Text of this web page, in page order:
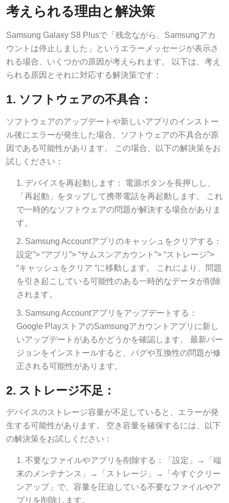
考えられる理由と解決策
Samsung Galaxy S8 Plusで「残念ながら、Samsungアカ
ウントは停止しました」というエラーメッセージが表示さ
れる場合、いくつかの原因が考えられます。 以下は、考え
られる原因とそれに対応する解決策です：
1. ソフトウェアの不具合：
ソフトウェアのアップデートや新しいアプリのインストー
ル後にエラーが発生した場合、ソフトウェアの不具合が原
因である可能性があります。 この場合、以下の解決策をお
試しください：
デバイスを再起動します： 電源ボタンを長押しし、
「再起動」をタップして携帯電話を再起動します。 これ
で一時的なソフトウェアの問題が解決する場合がありま
す。
Samsung Accountアプリのキャッシュをクリアする：
設定”> “アプリ”> “サムスンアカウント”> “ストレージ”>
“キャッシュをクリア “に移動します。 これにより、問題
を引き起こしている可能性のある一時的なデータが削除
されます。
Samsung Accountアプリをアップデートする：
Google PlayストアのSamsungアカウントアプリに新し
いアップデートがあるかどうかを確認します。 最新バー
ジョンをインストールすると、バグや互換性の問題が修
正される可能性があります。
2. ストレージ不足：
デバイスのストレージ容量が不足していると、エラーが発
生する可能性があります。 空き容量を確保するには、以下
の解決策をお試しください：
不要なファイルやアプリを削除する：「設定」→「端
末のメンテナンス」→「ストレージ」→「今すぐクリー
ンアップ」で、容量を圧迫している不要なファイルやア
プリを削除します。